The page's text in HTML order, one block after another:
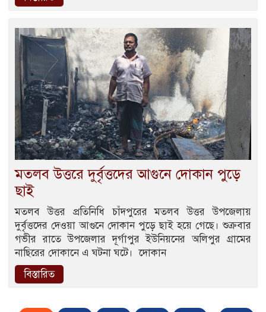
‎মতলব উত্তরে দুর্বৃত্তদের আগুনে দোকান পুড়ে
ছাই
মতলব উত্তর প্রতিনিধি ‎চাঁদপুরের মতলব উত্তর উপজেলায়
দুর্বৃত্তদের দেওয়া আগুনে দোকান পুড়ে ছাই হয়ে গেছে। ‎শুক্রবার
গভীর রাতে উপজেলার দূর্গাপুর ইউনিয়নের অলিপুর গ্রামের
নাছিরের দোকানে এ ঘটনা ঘটে। ‎ ‎দোকান
বিস্তারিত